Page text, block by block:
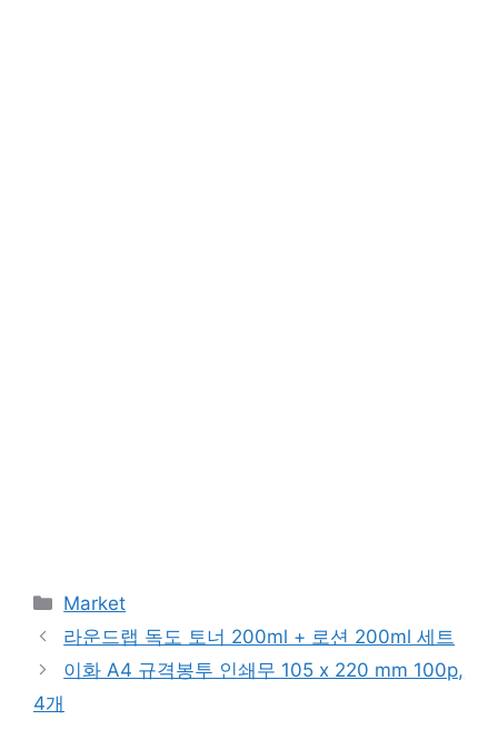
Categories
Market
라운드랩 독도 토너 200ml + 로션 200ml 세트
이화 A4 규격봉투 인쇄무 105 x 220 mm 100p,
4개